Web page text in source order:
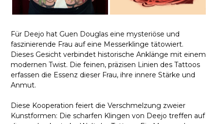
Für Deejo hat Guen Douglas eine mysteriöse und
faszinierende Frau auf eine Messerklinge tätowiert.
Dieses Gesicht verbindet historische Anklänge mit einem
modernen Twist. Die feinen, präzisen Linien des Tattoos
erfassen die Essenz dieser Frau, ihre innere Stärke und
Anmut.
Diese Kooperation feiert die Verschmelzung zweier
Kunstformen: Die scharfen Klingen von Deejo treffen auf